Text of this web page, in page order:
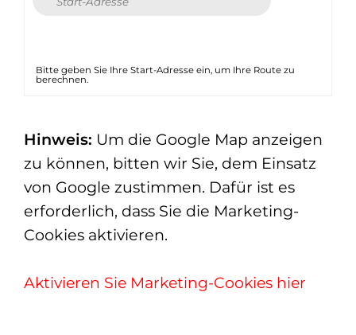
Bitte geben Sie Ihre Start-Adresse ein, um Ihre Route zu
berechnen.
Hinweis: Um die Google Map anzeigen
zu können, bitten wir Sie, dem Einsatz
von Google zustimmen. Dafür ist es
erforderlich, dass Sie die Marketing-
Cookies aktivieren.
Aktivieren Sie Marketing-Cookies hier